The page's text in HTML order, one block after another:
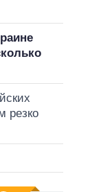
резко